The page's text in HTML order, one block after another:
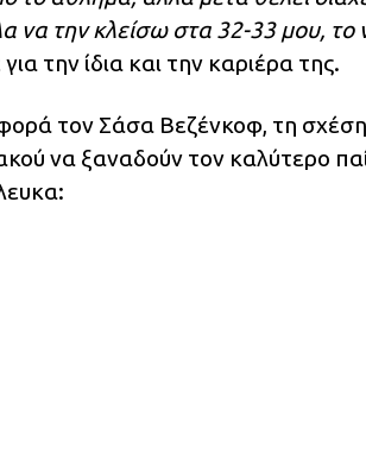
να την κλείσω στα 32-33 μου, το
την ίδια και την καριέρα της.
τον Σάσα Βεζένκοφ, τη
να ξαναδούν τον καλύτερο